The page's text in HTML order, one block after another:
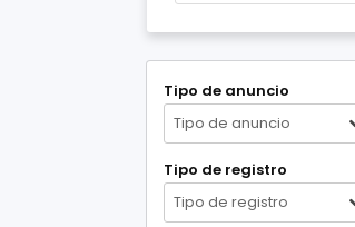
Tipo de anuncio
Tipo de anuncio
Tipo de registro
Tipo de registro